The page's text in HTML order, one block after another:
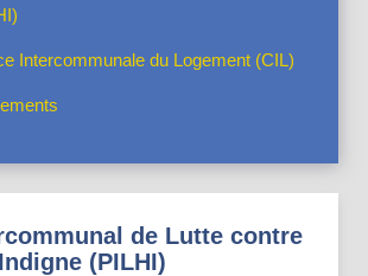
Intercommunale du Logement (CIL)
de Lutte contre
(PILHI)